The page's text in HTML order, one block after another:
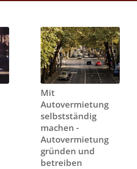
Mit
Autovermietung
selbstständig
machen -
Autovermietung
gründen und
betreiben